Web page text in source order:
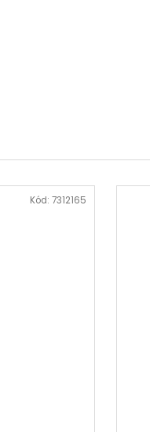
Kód:7312165